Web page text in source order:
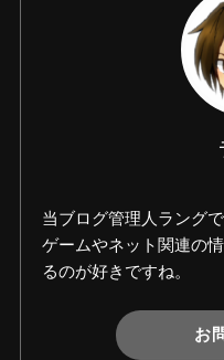
当ブログ管理人ラングで
ゲームやネット関連の
るのが好きですね。
お